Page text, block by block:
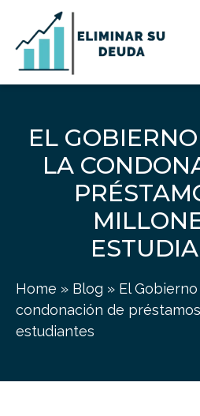
EL
LA
Home » Blog » El
condonación de
estudiantes